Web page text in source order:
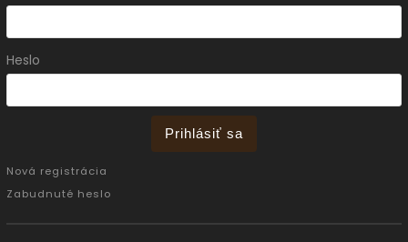
Heslo
Prihlásiť sa
Nová registrácia
Zabudnuté heslo